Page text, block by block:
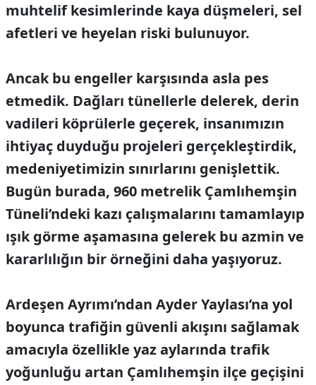
muhtelif kesimlerinde kaya düşmeleri, sel
afetleri ve heyelan riski bulunuyor.
Ancak bu engeller karşısında asla pes
etmedik. Dağları tünellerle delerek, derin
vadileri köprülerle geçerek, insanımızın
ihtiyaç duyduğu projeleri gerçekleştirdik,
medeniyetimizin sınırlarını genişlettik.
Bugün burada, 960 metrelik Çamlıhemşin
Tüneli’ndeki kazı çalışmalarını tamamlayıp
ışık görme aşamasına gelerek bu azmin ve
kararlılığın bir örneğini daha yaşıyoruz.
Ardeşen Ayrımı’ndan Ayder Yaylası’na yol
boyunca trafiğin güvenli akışını sağlamak
amacıyla özellikle yaz aylarında trafik
yoğunluğu artan Çamlıhemşin ilçe geçişini